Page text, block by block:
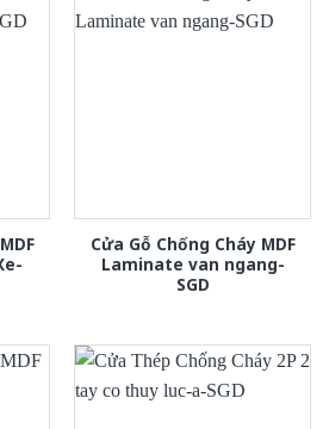
Cửa Gỗ Chống Cháy MDF
Laminate van ngang-
SGD